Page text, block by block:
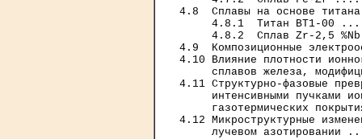
4.8  Сплавы на основе
4.8.1  Титан ВТ1-00
4.8.2  Сплав Zr-2,5
4.9  Композиционные
4.10 Влияние плотности
сплавов железа,
4.11 Структурно-фазовые
интенсивными пучками
газотермических
4.12 Микроструктурные
лучевом азотировании